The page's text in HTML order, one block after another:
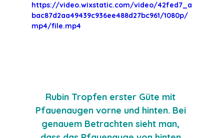
https://video.wixstatic.com/video/42fed7_a
bac87d2aa49439c936ee488d27bc961/1080p/
mp4/file.mp4
Rubin Tropfen erster Güte mit
Pfauenaugen vorne und hinten. Bei
genauem Betrachten sieht man,